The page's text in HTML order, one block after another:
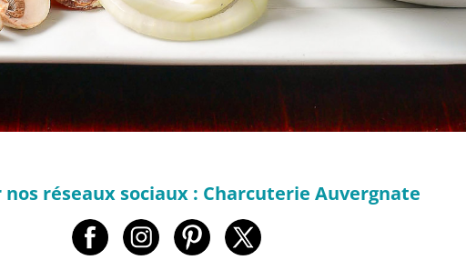
réseaux sociaux : Charcuterie Auvergnate